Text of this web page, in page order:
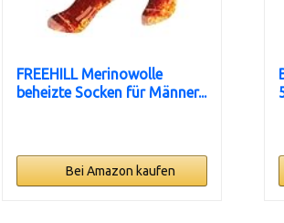
FREEHILL Merinowolle
beheizte Socken für Männer...
Bei Amazon kaufen